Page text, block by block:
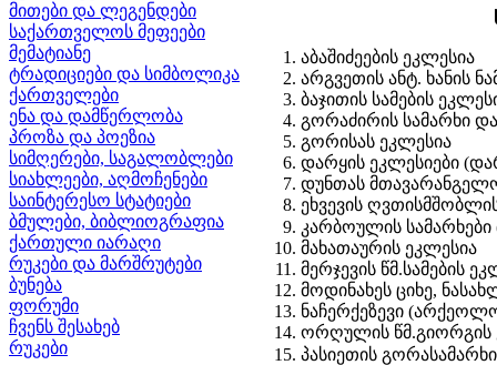
მითები და ლეგენდები
საქართველოს მეფეები
მემატიანე
ტრადიციები და სიმბოლიკა
ქართველები
ენა და დამწერლობა
პროზა და პოეზია
სიმღერები, საგალობლები
სიახლეები, აღმოჩენები
საინტერესო სტატიები
ბმულები, ბიბლიოგრაფია
ქართული იარაღი
რუკები და მარშრუტები
ბუნება
ფორუმი
ჩვენს შესახებ
რუკები
აბაშიძეების ეკლესია
არგვეთის ანტ. ხანის
ბაჯითის სამების
გორაძირის სამარხი
გორისას ეკლესია
დარყის ეკლესიები
დუნთას
ეხვევის
კარბოულის
მახათაურის ეკლესია
მერჯევის წმ.სამების
მოდინახეს ციხე,
ნაჩერქეზევი
ორღულის წმ.გიორგის
პასიეთის